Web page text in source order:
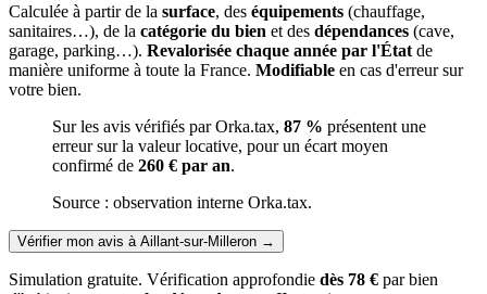
Calculée à partir de la surface, des équipements (chauffage,
sanitaires…), de la catégorie du bien et des dépendances (cave,
garage, parking…). Revalorisée chaque année par l'État de
manière uniforme à toute la France. Modifiable en cas d'erreur sur
votre bien.
Sur les avis vérifiés par Orka.tax, 87 % présentent une
erreur sur la valeur locative, pour un écart moyen
confirmé de 260 € par an.
Source : observation interne Orka.tax.
Vérifier mon avis à Aillant-sur-Milleron →
Simulation gratuite. Vérification approfondie dès 78 € par bien